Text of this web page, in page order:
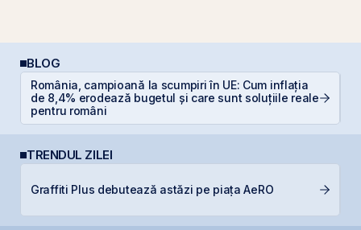
BLOG
România, campioană la scumpiri în UE: Cum inflația
de 8,4% erodează bugetul și care sunt soluțiile reale
pentru români
TRENDUL ZILEI
Graffiti Plus debutează astăzi pe piața AeRO